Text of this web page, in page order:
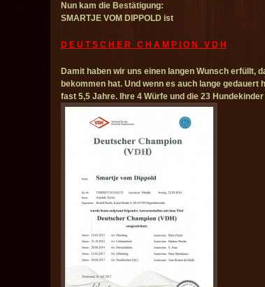
Nun kam die Bestätigung:
SMARTJE VOM DIPPOLD ist
D E U T S C H E R C H A M P I O N V D H
Damit haben wir uns einen langen Wunsch erfüllt,
bekommen hat. Und wenn es auch lange
fast 5,5 Jahre. Ihre 4 Würfe und die 23